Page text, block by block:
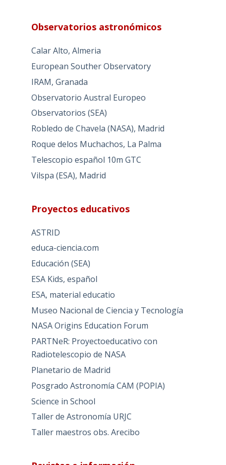
Observatorios astronómicos
Calar Alto, Almeria
European Souther Observatory
IRAM, Granada
Observatorio Austral Europeo
Observatorios (SEA)
Robledo de Chavela (NASA), Madrid
Roque delos Muchachos, La Palma
Telescopio español 10m GTC
Vilspa (ESA), Madrid
Proyectos educativos
ASTRID
educa-ciencia.com
Educación (SEA)
ESA Kids, español
ESA, material educatio
Museo Nacional de Ciencia y Tecnología
NASA Origins Education Forum
PARTNeR: Proyectoeducativo con
Radiotelescopio de NASA
Planetario de Madrid
Posgrado Astronomía CAM (POPIA)
Science in School
Taller de Astronomía URJC
Taller maestros obs. Arecibo